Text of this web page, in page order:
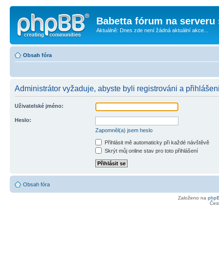
Babetta fórum na serveru
Aktuálně: Dnes zde není žádná aktuální akce...
Obsah fóra
Administrátor vyžaduje, abyste byli registrováni a
Uživatelské jméno:
Heslo:
Zapomněl(a) jsem heslo
Přihlásit mě automaticky při každé návštěvě
Skrýt můj online stav pro toto přihlášení
Obsah fóra
Založeno na